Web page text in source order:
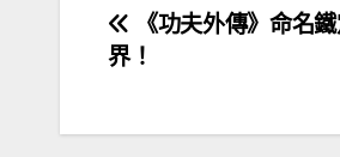
文
章
導
《功夫外傳》命名
界！